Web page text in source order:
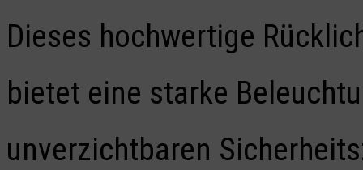
Dieses hochwertige
bietet eine starke
unverzichtbaren